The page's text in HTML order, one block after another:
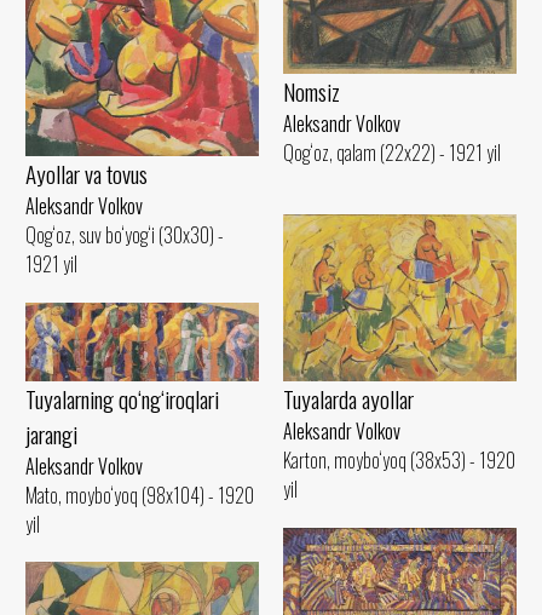
Nomsiz
Aleksandr Volkov
Qog‘oz, qalam (22x22) - 1921 yil
Ayollar va tovus
Aleksandr Volkov
Qog‘oz, suv bo‘yog‘i (30x30) -
1921 yil
Tuyalarda ayollar
Aleksandr Volkov
Karton, moybo‘yoq (38x53) - 1920
yil
Tuyalarning qo‘ng‘iroqlari
jarangi
Aleksandr Volkov
Mato, moybo‘yoq (98x104) - 1920
yil